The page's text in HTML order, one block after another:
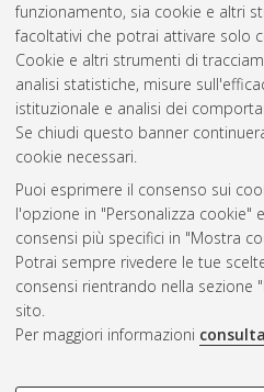
funzionamento, sia cookie e altri
facoltativi che potrai attivare solo
Cookie e altri strumenti di
analisi statistiche, misure
istituzionale e analisi dei
Se chiudi questo banner
cookie necessari.
Puoi esprimere il consenso sui
l'opzione in "Personalizza cookie"
consensi più specifici in "Mostra
Potrai sempre rivedere le tue
consensi rientrando nella sezione
sito.
Per maggiori informazioni
Gestione del
Atom
Rss 1.0
Rss 2.0
AMS Laurea